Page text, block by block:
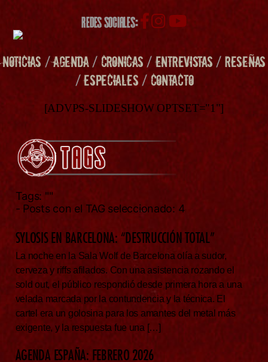
REDES SOCIALES:
NOTICIAS /AGENDA/ CRONICAS/ENTREVISTAS/RESEÑAS
/ESPECIALES/ CONTACTO
[ADVPS-SLIDESHOW OPTSET="1"]
Tags: ""
- Posts con el TAG seleccionado: 4
SYLOSIS EN BARCELONA: “DESTRUCCIÓN TOTAL”
La noche en la Sala Wolf de Barcelona olía a sudor,
cerveza y riffs afilados. Con una asistencia rozando el
sold out, el público respondió desde primera hora a una
velada marcada por la contundencia y la técnica. El
cartel era un golosina para los amantes del metal más
exigente, y la respuesta fue una […]
AGENDA ESPAÑA: FEBRERO 2026